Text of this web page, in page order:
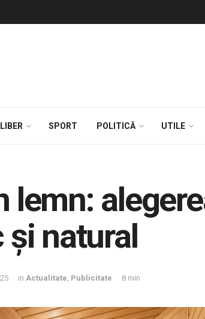
SPORT POLITICĂ UTILE
lemn:
și natural
in Actualitate, Publicitate 8 min